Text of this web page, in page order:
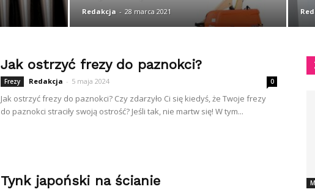
Redakcja - 28 marca 2021
Jak ostrzyć frezy do paznokci?
Frezy Redakcja - 5 maja 2024 0
Jak ostrzyć frezy do paznokci? Czy zdarzyło Ci się kiedyś, że Twoje frezy
do paznokci straciły swoją ostrość? Jeśli tak, nie martw się! W tym...
Tynk japoński na ścianie